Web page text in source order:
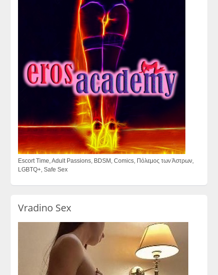
Escort Time, Adult Passions, BDSM, Comics, Πόλεμος των Άστρων,
LGBTQ+, Safe Sex
Vradino Sex